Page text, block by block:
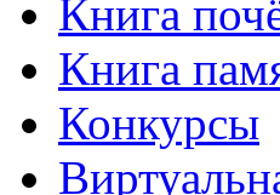
Книга
Книга
Конкурсы